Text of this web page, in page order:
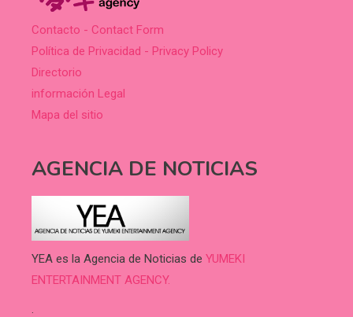
Contacto - Contact Form
Política de Privacidad - Privacy Policy
Directorio
información Legal
Mapa del sitio
AGENCIA DE NOTICIAS
YEA es la Agencia de Noticias de YUMEKI
ENTERTAINMENT AGENCY.
.